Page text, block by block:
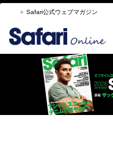
Safari公式ウェブマガジン